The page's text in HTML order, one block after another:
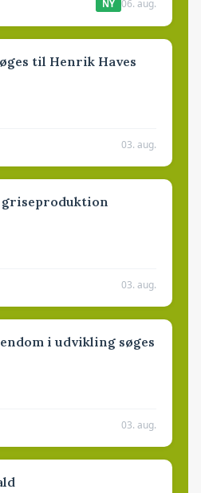
NY 06. aug.
til Henrik Haves
03. aug.
03. aug.
i udvikling søges
03. aug.